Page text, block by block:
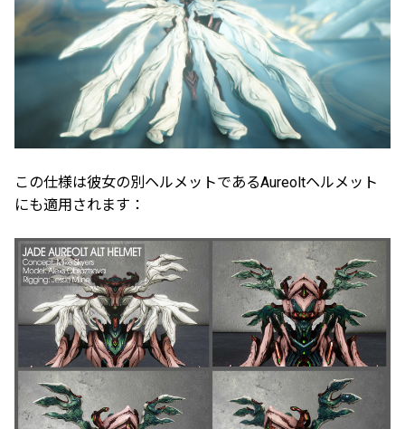
この仕様は彼女の別ヘルメットであるAureoltヘルメット
にも適用されます：